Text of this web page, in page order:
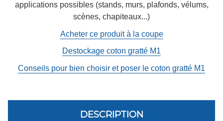
applications possibles (stands, murs, plafonds, vélums,
scènes, chapiteaux...)
Acheter ce produit à la coupe
Destockage coton gratté M1
Conseils pour bien choisir et poser le coton gratté M1
DESCRIPTION